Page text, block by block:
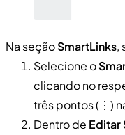
Na seçãoSmartLinks,
Selecione o
clicando no
três pontos (⋮)
Dentro de Editar